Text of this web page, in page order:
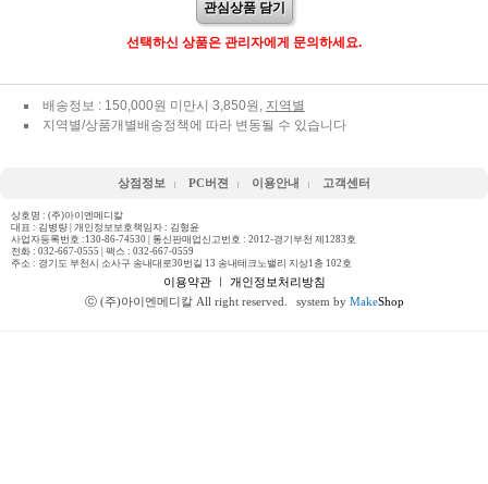
관심상품 담기
선택하신 상품은 관리자에게 문의하세요.
배송정보 : 150,000원 미만시 3,850원, 지역별
지역별/상품개별배송정책에 따라 변동될 수 있습니다
상점정보 PC버젼 이용안내 고객센터
상호명 : (주)아이엔메디칼
대표 : 김병량 | 개인정보보호책임자 : 김형윤
사업자등록번호 :130-86-74530 | 통신판매업신고번호 : 2012-경기부천 제1283호
전화 : 032-667-0555 | 팩스 : 032-667-0559
주소 : 경기도 부천시 소사구 송내대로30번길 13 송내테크노밸리 지상1층 102호
이용약관ㅣ 개인정보처리방침
ⓒ (주)아이엔메디칼 All right reserved.
system by MakeShop